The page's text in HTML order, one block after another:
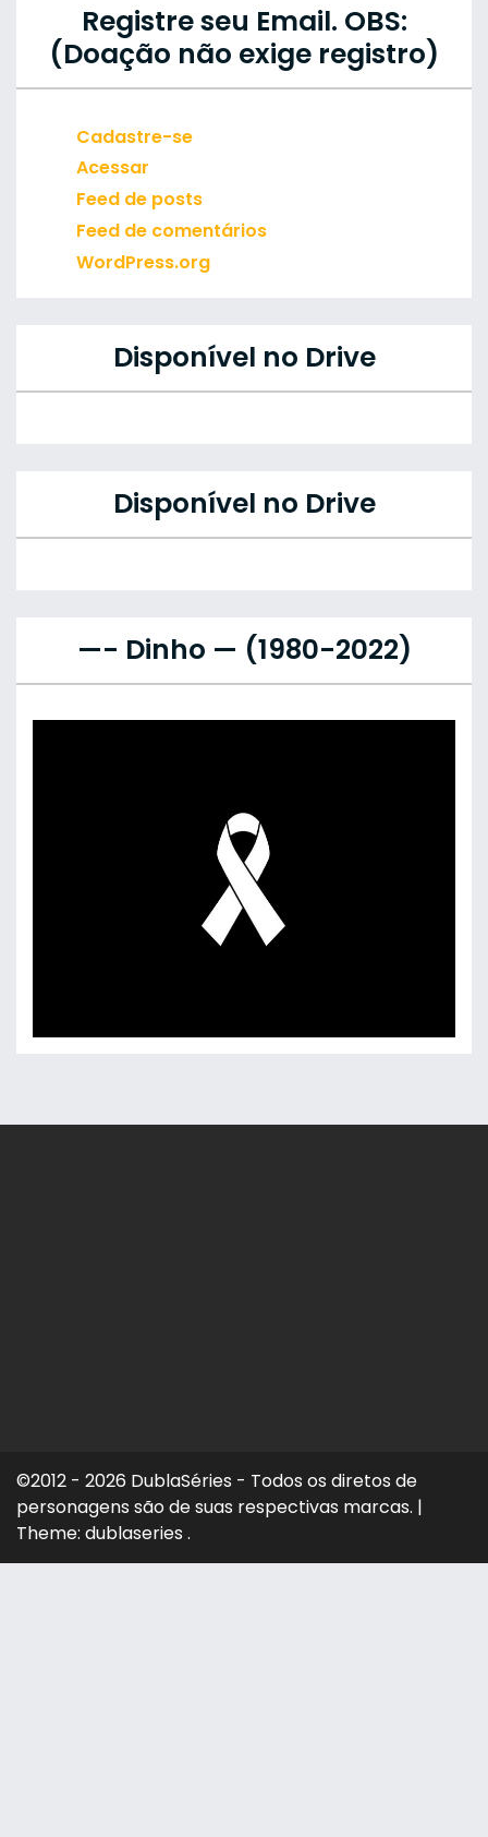
Registre seu Email. OBS:
(Doação não exige registro)
Cadastre-se
Acessar
Feed de posts
Feed de comentários
WordPress.org
Disponível no Drive
Disponível no Drive
—- Dinho — (1980-2022)
©2012 - 2026 DublaSéries - Todos os diretos de
personagens são de suas respectivas marcas. |
Theme: dublaseries .